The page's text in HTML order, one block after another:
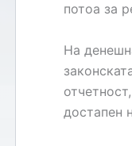
потоа за
На
достапен